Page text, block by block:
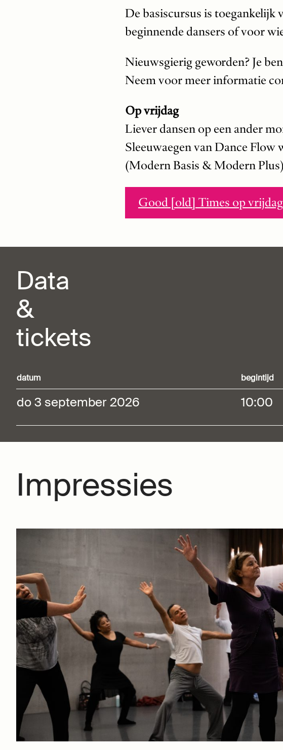
De basiscursus is toegankelijk
beginnende dansers of voor
Nieuwsgierig geworden? Je
Neem voor meer informatie
Op vrijdag
Liever dansen op een ander
Sleeuwaegen van Dance
(Modern Basis & Modern
Good [old] Times op
Data
&
tickets
datum begintijd
do 3 september 2026 10:00
Impressies